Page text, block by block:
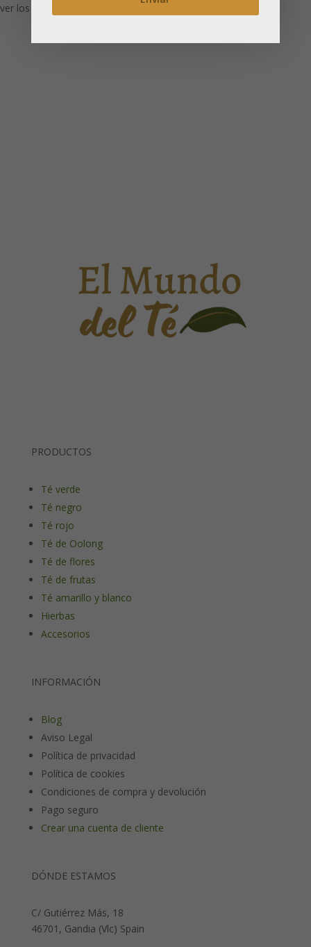
ver los precios
PRODUCTOS
Té verde
Té negro
Té rojo
Té de Oolong
Té de flores
Té de frutas
Té amarillo y blanco
Hierbas
Accesorios
INFORMACIÓN
Blog
Aviso Legal
Política de privacidad
Política de cookies
Condiciones de compra y devolución
Pago seguro
Crear una cuenta de cliente
DÓNDE ESTAMOS
C/ Gutiérrez Más, 18
46701, Gandia (Vlc) Spain